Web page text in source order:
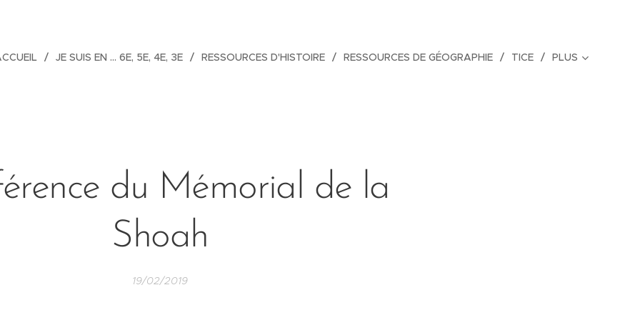
JE SUIS EN ... 6E, 5E, 4E, 3E RESSOURCES D'HISTOIRE RESSOURCES DE GÉOGRAPHIE TICE PLUS
du Mémorial de la
Shoah
19/02/2019